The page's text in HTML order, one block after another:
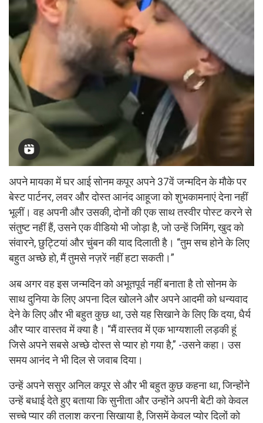
अपने मायका में घर आई सोनम कपूर अपने 37वें जन्मदिन के मौके पर
बेस्ट पार्टनर, लवर और दोस्त आनंद आहूजा को शुभकामनाएं देना नहीं
भूलीं। वह अपनी और उसकी, दोनों की एक साथ तस्वीर पोस्ट करने से
संतुष्ट नहीं हैं, उसने एक वीडियो भी जोड़ा है, जो उन्हें जिमिंग, खुद को
संवारने, छुट्टियां और चुंबन की याद दिलाती है। “तुम सच होने के लिए
बहुत अच्छे हो, मैं तुमसे नज़रें नहीं हटा सकती।”
अब अगर वह इस जन्मदिन को अभूतपूर्व नहीं बनाता है तो सोनम के
साथ दुनिया के लिए अपना दिल खोलने और अपने आदमी को धन्यवाद
देने के लिए और भी बहुत कुछ था, उसे यह सिखाने के लिए कि दया, धैर्य
और प्यार वास्तव में क्या है। “मैं वास्तव में एक भाग्यशाली लड़की हूं
जिसे अपने सबसे अच्छे दोस्त से प्यार हो गया है,” -उसने कहा। उस
समय आनंद ने भी दिल से जवाब दिया।
उन्हें अपने ससुर अनिल कपूर से और भी बहुत कुछ कहना था, जिन्होंने
उन्हें बधाई देते हुए बताया कि सुनीता और उन्होंने अपनी बेटी को केवल
सच्चे प्यार की तलाश करना सिखाया है, जिसमें केवल प्योर दिलों को